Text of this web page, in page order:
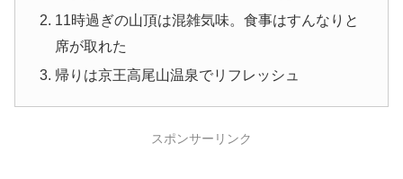
11時過ぎの山頂は混雑気味。食事はすんなりと
席が取れた
帰りは京王高尾山温泉でリフレッシュ
スポンサーリンク